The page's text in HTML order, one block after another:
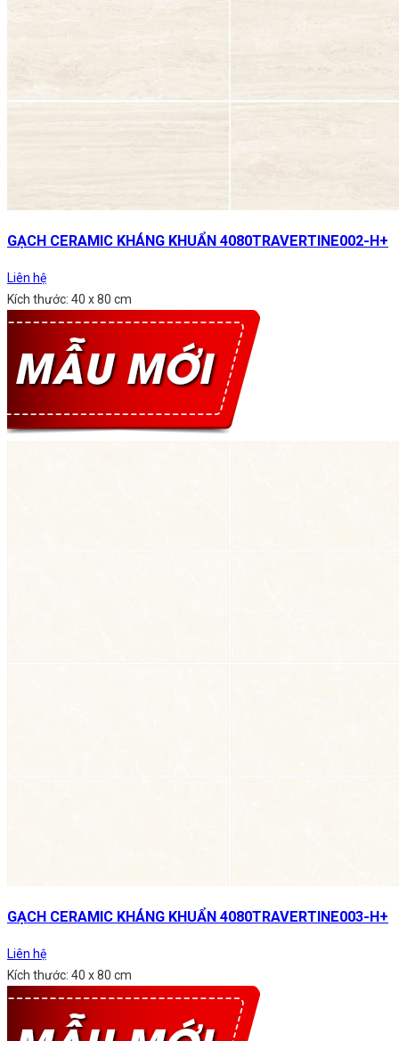
GẠCH CERAMIC KHÁNG KHUẨN 4080TRAVERTINE002-H+
Liên hệ
Kích thước: 40 x 80 cm
GẠCH CERAMIC KHÁNG KHUẨN 4080TRAVERTINE003-H+
Liên hệ
Kích thước: 40 x 80 cm